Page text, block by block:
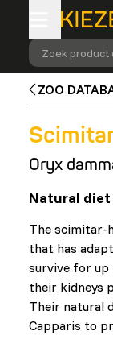
Zoek
ZOO
Oryx
Natural
The scimitar-
that has
survive for
their kidneys
Their natural
Capparis to